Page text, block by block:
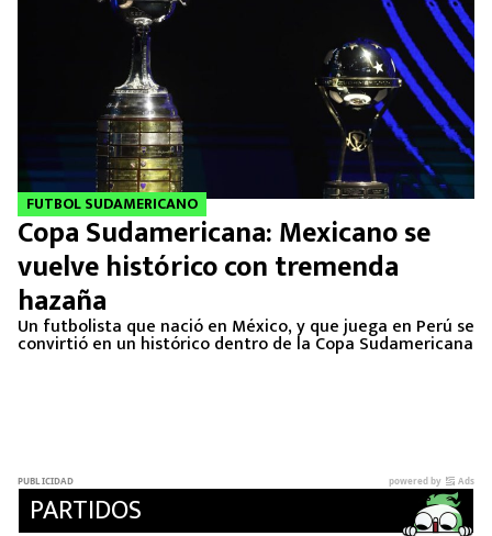
FUTBOL SUDAMERICANO
Copa Sudamericana: Mexicano se
vuelve histórico con tremenda
hazaña
Un futbolista que nació en México, y que juega en Perú se
convirtió en un histórico dentro de la Copa Sudamericana